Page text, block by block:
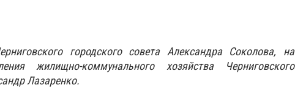
городского совета Александра Соколова, на
жилищно-коммунального хозяйства Черниговского
Лазаренко.